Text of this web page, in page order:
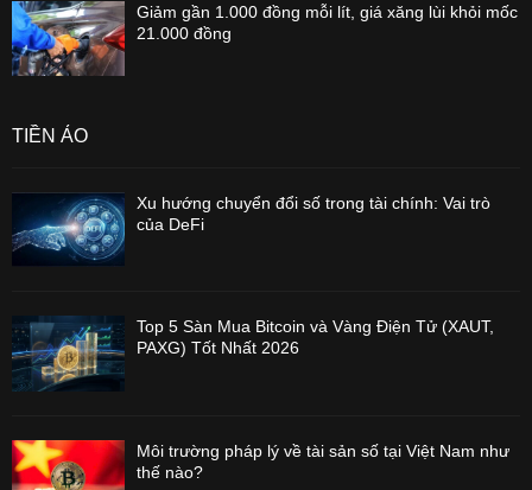
Giảm gần 1.000 đồng mỗi lít, giá xăng lùi khỏi mốc
21.000 đồng
TIỀN ẢO
Xu hướng chuyển đổi số trong tài chính: Vai trò
của DeFi
Top 5 Sàn Mua Bitcoin và Vàng Điện Tử (XAUT,
PAXG) Tốt Nhất 2026
Môi trường pháp lý về tài sản số tại Việt Nam như
thế nào?